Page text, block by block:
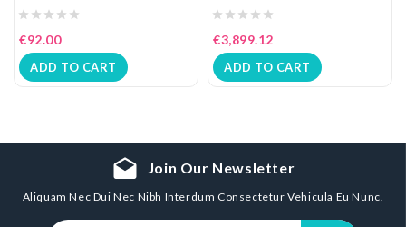
€92.00
ADD TO CART
€3,899.12
ADD TO CART
drafts Join Our Newsletter
Aliquam Nec Dui Nec Nibh Interdum Consectetur Vehicula Eu Nunc.